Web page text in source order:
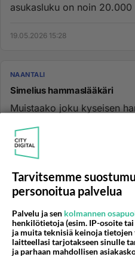
asukasluku on noin 20.000 Turku on siis noin
19.05.2026 15:28
NAANTALI
Simelius hammaslääkäri
Muistaako joku kyseisen
20.07.2026 08:38
NAANTALI
Naantali ja Raisio yhdistyvät
Tänään 1. huhtikuuta
yhdistyä eli nyt on enää
säilymään eli Naant...
01.04.2026 05:13
Tarvitsemme
personoitua palvelua
Palvelu ja sen kolmannen
henkilötietoja (esim. IP-osoite
ja muita teknisiä keinoja
laitteellasi tarjotakseen sinulle
ja parhaan mahdollisen